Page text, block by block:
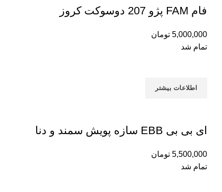
فام FAM پژو 207 دوسوکت کروز
5,000,000 تومان
تمام شد
اطلاعات بیشتر
ای بی بی EBB سازه پویش سمند و دنا
5,500,000 تومان
تمام شد